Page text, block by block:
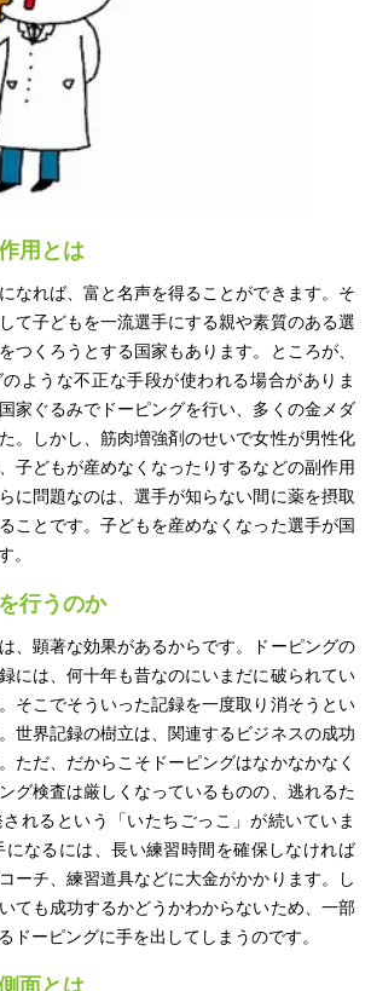
用とは
なれば、富と名声を得ることができます。そ
て子どもを一流選手にする親や素質のある選
つくろうとする国家もあります。ところが、
ような不正な手段が使われる場合がありま
家ぐるみでドーピングを行い、多くの金メダ
。しかし、筋肉増強剤のせいで女性が男性化
子どもが産めなくなったりするなどの副作用
に問題なのは、選手が知らない間に薬を摂取
ことです。子どもを産めなくなった選手が国
。
行うのか
、顕著な効果があるからです。ドーピングの
には、何十年も昔なのにいまだに破られてい
そこでそういった記録を一度取り消そうとい
世界記録の樹立は、関連するビジネスの成功
ただ、だからこそドーピングはなかなかなく
グ検査は厳しくなっているものの、逃れるた
れるという「いたちごっこ」が続いていま
になるには、長い練習時間を確保しなければ
ーチ、練習道具などに大金がかかります。し
ても成功するかどうかわからないため、一部
ドーピングに手を出してしまうのです。
面とは